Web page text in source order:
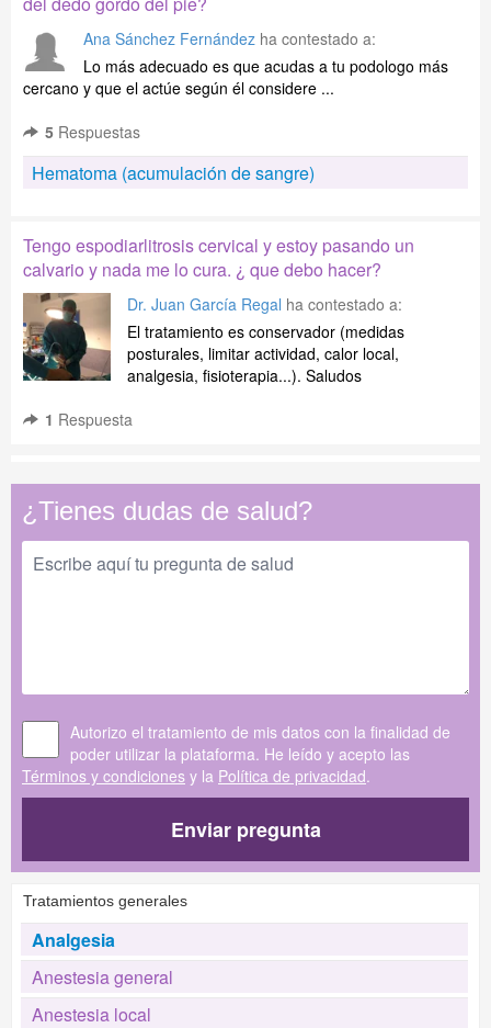
Ana Sánchez Fernández ha contestado a:
Lo más adecuado es que acudas a tu podologo más
cercano y que el actúe según él considere ...
5 Respuestas
Hematoma (acumulación de sangre)
Tengo espodiarlitrosis cervical y estoy pasando un
calvario y nada me lo cura. ¿ que debo hacer?
Dr. Juan García Regal ha contestado a:
El tratamiento es conservador (medidas
posturales, limitar actividad, calor local,
analgesia, fisioterapia...). Saludos
1 Respuesta
¿Tienes dudas de salud?
Autorizo el tratamiento de mis datos con la finalidad de
poder utilizar la plataforma. He leído y acepto las
Términos y condiciones y la Política de privacidad.
Enviar pregunta
Tratamientos generales
Analgesia
Anestesia general
Anestesia local